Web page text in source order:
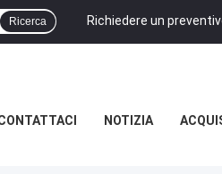
Richiedere un
Ricerca
NOTIZIA